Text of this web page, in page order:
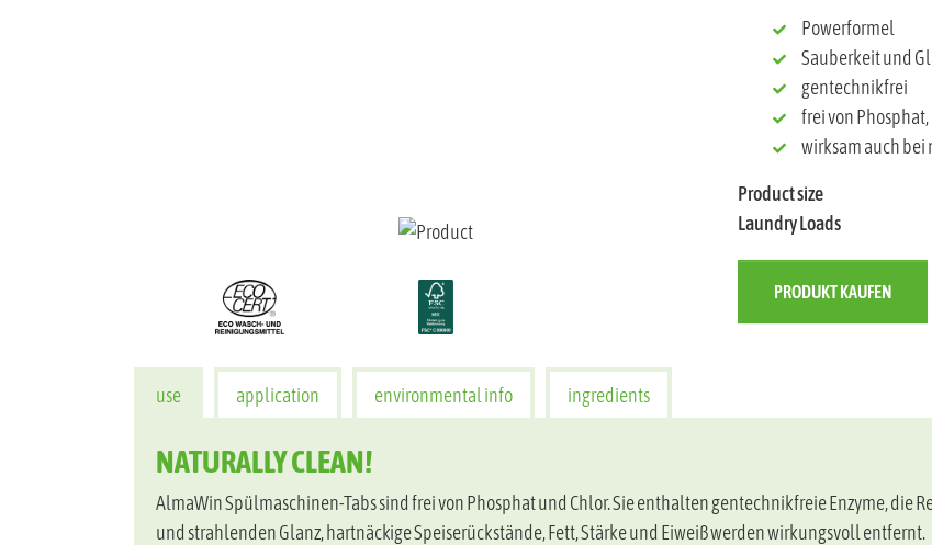
Powerformel
Sauberkeit und
gentechnikfrei
frei von
wirksam auch
Product size
Laundry Loads
PRODUKT KAUFEN
use application environmental info ingredients
NATURALLY CLEAN!
AlmaWin Spülmaschinen-Tabs sind frei von Phosphat und Chlor. Sie enthalten gentechnikfreie Enzyme, die
und strahlenden Glanz, hartnäckige Speiserückstände, Fett, Stärke und Eiweiß werden wirkungsvoll entfernt.